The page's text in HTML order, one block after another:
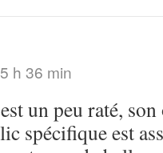
h 36 min
un peu raté,
spécifique est